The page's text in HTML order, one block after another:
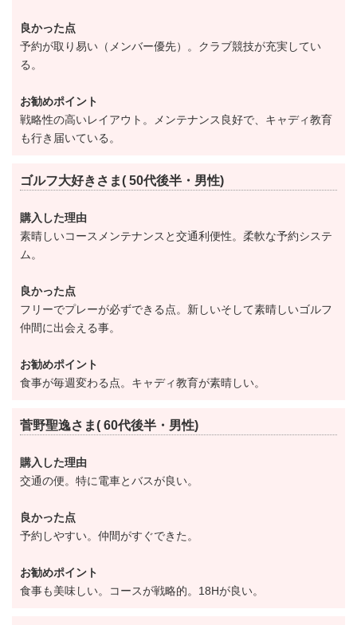
も可能です。
隅々まで整備されたコースは常に「最高の状態」。行
き届いたメンテナンスはプレイヤーから高い評価を得
ています。
レストランでは「ニンニクスープ」や「うな重」など
プレイヤーのスタミナが養えるよう配慮されていま
戦前の開場で社団法人組織。国内屈指の名門コースが
今ならこの金額でご提供できます。
過去に億カンコースと言われたゴルフ場と比較して
も、割安感がご理解頂けると思います。
「ゴルファーなら1度はプレイしてみたい」我孫子ゴル
フクラブ。この機会にぜひご検討ください。
平成２７年度分より年会費が改定されました。
平成２７年９月入会審査分より、株式の取得時期が変
更となります。（入会審査承認後、６ヶ月以内に株式
を取得します）
入会条件の一部を下記のとおり変更しました。
②入会条件の変更点（推薦者に資格要件を緩和）
【変更前】
良かった点
予約が取り易い（メンバー優先）。クラブ競技が充実してい
る。
お勧めポイント
戦略性の高いレイアウト。メンテナンス良好で、キャディ教育
も行き届いている。
ゴルフ大好きさま( 50代後半・男性)
購入した理由
素晴しいコースメンテナンスと交通利便性。柔軟な予約システ
ム。
良かった点
フリーでプレーが必ずできる点。新しいそして素晴しいゴルフ
仲間に出会える事。
お勧めポイント
食事が毎週変わる点。キャディ教育が素晴しい。
菅野聖逸さま( 60代後半・男性)
購入した理由
交通の便。特に電車とバスが良い。
良かった点
予約しやすい。仲間がすぐできた。
お勧めポイント
食事も美味しい。コースが戦略的。18Hが良い。